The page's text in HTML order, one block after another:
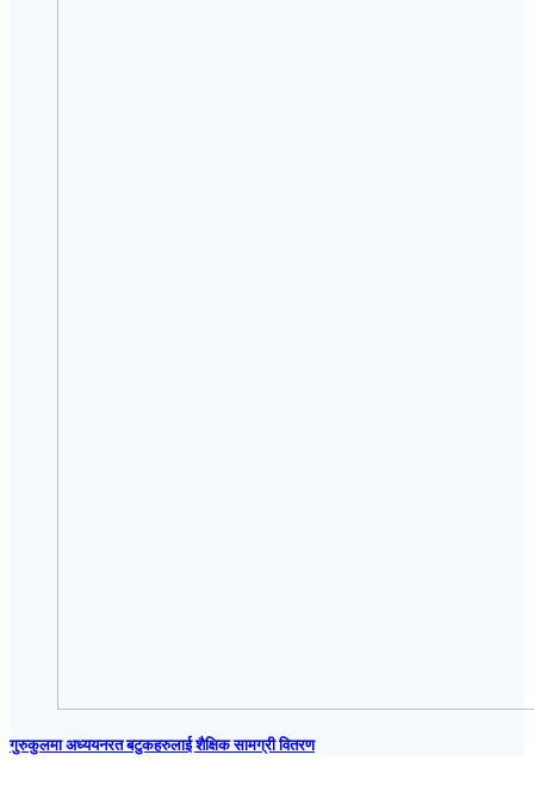
गुरुकुलमा अध्ययनरत बटुकहरुलाई शैक्षिक सामग्री वितरण